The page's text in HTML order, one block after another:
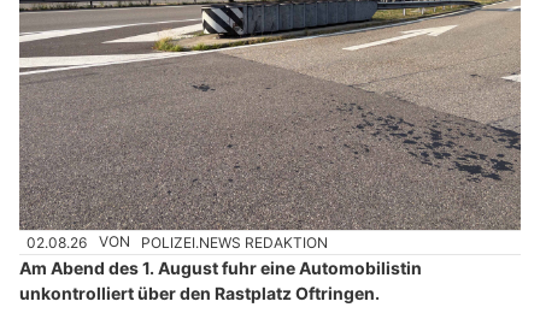
02.08.26 VON POLIZEI.NEWS REDAKTION
Am Abend des 1. August fuhr eine Automobilistin
unkontrolliert über den Rastplatz Oftringen.